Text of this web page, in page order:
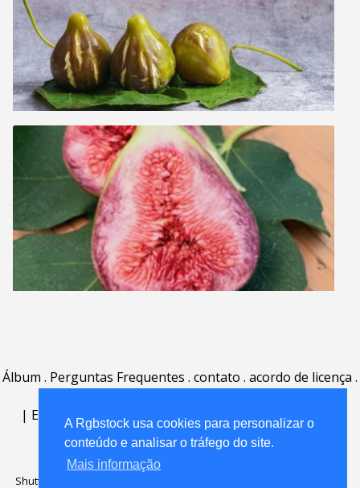
A Rgbstock usa cookies para personalizar o
conteúdo e analisar o tráfego do site.
Mais informação
Álbum . Perguntas Frequentes . contato . acordo de licença .
| English | Deutsch Español Português
Nederlands|
Shutterstock official partner of Rgbstock